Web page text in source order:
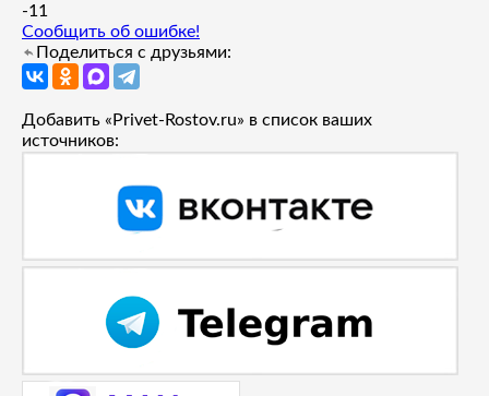
-1 1
Сообщить об ошибке!
Поделиться с друзьями:
Добавить «Privet-Rostov.ru» в список ваших
источников: